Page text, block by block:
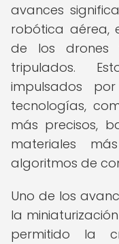
avances
robótica aérea,
de los drones
tripulados.
impulsados
tecnologías,
más precisos,
materiales
algoritmos de
Uno de los
la
permitido la